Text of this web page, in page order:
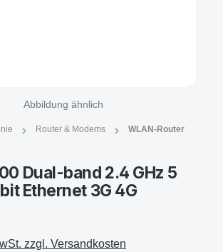
Abbildung ähnlich
Router & Modems WLAN-Router
Dual-band 2.4 GHz 5
Ethernet 3G 4G
zzgl. Versandkosten